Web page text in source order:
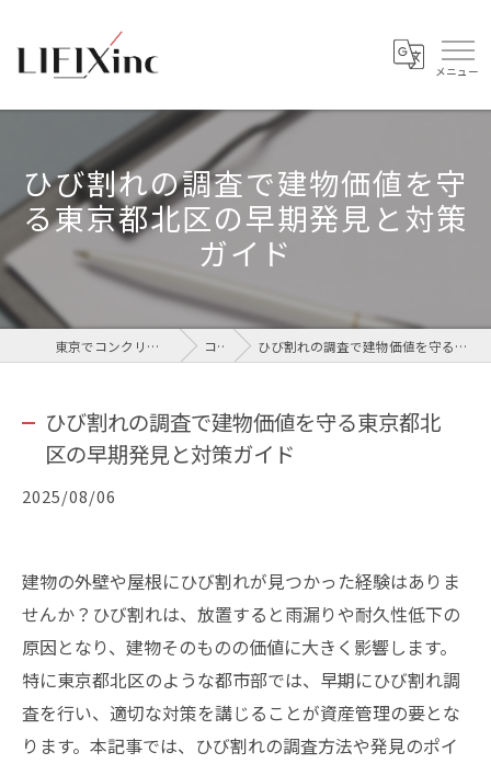
ひび割れの調査で建物価値を守
る東京都北区の早期発見と対策
ガイド
東京でコンクリートなら株式会社LIFIX コラム ひび割れの調査で建物価値を守る東京都北区の早期発見と対策ガイド
ひび割れの調査で建物価値を守る東京都北
区の早期発見と対策ガイド
2025/08/06
建物の外壁や屋根にひび割れが見つかった経験はありま
せんか？ひび割れは、放置すると雨漏りや耐久性低下の
原因となり、建物そのものの価値に大きく影響します。
特に東京都北区のような都市部では、早期にひび割れ調
査を行い、適切な対策を講じることが資産管理の要とな
ります。本記事では、ひび割れの調査方法や発見のポイ